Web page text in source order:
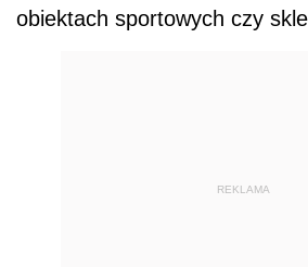
obiektach sportowych czy
REKLAMA